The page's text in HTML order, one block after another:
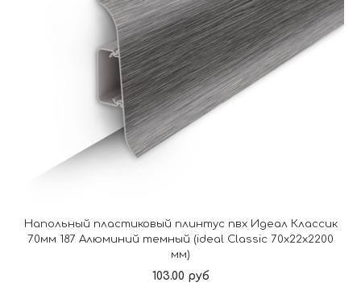
Напольный пластиковый плинтус пвх Идеал Классик
70мм 187 Алюминий темный (ideal Classic 70х22х2200
мм)
103.00 руб